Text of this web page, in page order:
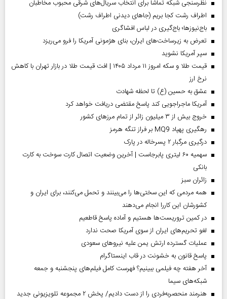
نظرسنجی شبکه تماشا برای انتخاب سریال‌های شرقی محبوب مخاطبان
اطراف رشت کجا بریم (جاهای دیدنی اطراف رشت)
باج‌نیوزها؛ باج‌گیری در لباس افشاگری
تعرض به زیرساخت‌های ایران، بنای هژمونی آمریکا را فرو می‌ریزد
سپر آمریکا نشوید
قیمت طلا و سکه امروز ۱۱ مرداد ۱۴۰۵ | افت قیمت طلا در بازار تهران با کاهش
نرخ ارز
عشق به حسین (ع) تا لحظه شهادت
آمریکا ماجراجویی کند پاسخ مقتضی دریافت خواهد کرد
خروج بیش از ۳ میلیون زائر از تمام مرز‌های کشور
رهگیری پهپاد MQ9 بر فراز تنگه هرمز
درگیری مرگبار ۲ پسرخاله در پارک
سهمیه ۶۰ لیتری پابرجاست | آخرین وضعیت اتصال کارت سوخت به کارت
بانکی
‌زائران سبز
همه مردمی که این سختی‌ها را می‌بینند و تحمل می‌کنند، برای ایران و
کشورشان این کاررا انجام می‌دهند
در کمین تروریست‌ها هستیم و آماده پاسخ قاطعیم
لغو تحریم‌های ایران از سوی آمریکا صحت ندارد
عملیات گسترده ارتش یمن علیه نیروهای سعودی
پاسخ قانون به خشونت در قاب اینستاگرام
آخر هفته چه فیلمی ببینیم؟ فهرست کامل فیلم‌های پنجشنبه و جمعه
شبکه‌های سیما
هنرمند منحصر‌به‌فردی را از دست دادیم/ پخش ۲ مجموعه تلویزیونی جدید